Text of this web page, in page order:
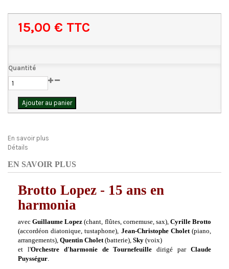
15,00 € TTC
Quantité
Ajouter au panier
En savoir plus
Détails
EN SAVOIR PLUS
Brotto Lopez - 15 ans en
harmonia
avecGuillaume Lopez (chant, flûtes, cornemuse, sax), Cyrille Brotto
(accordéon diatonique, tustaphone), Jean-Christophe Cholet(piano,
arrangements), Quentin Cholet(batterie), Sky (voix)
et l'Orchestre d'harmonie de Tournefeuille dirigé parClaude
Puysségur.